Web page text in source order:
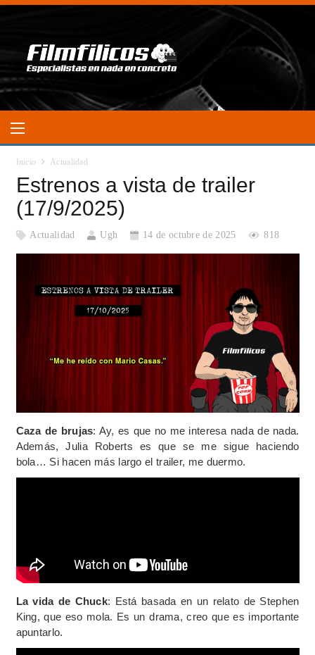
Inicio Actualidad
Estrenos a vista de trailer
(17/9/2025)
Actualidad Ugh 14 de octubre de 2025 818
Caza de brujas: Ay, es que no me interesa nada de nada.
Además, Julia Roberts es que se me sigue haciendo
bola… Si hacen más largo el trailer, me duermo.
La vida de Chuck: Está basada en un relato de Stephen
King, que eso mola. Es un drama, creo que es importante
apuntarlo.